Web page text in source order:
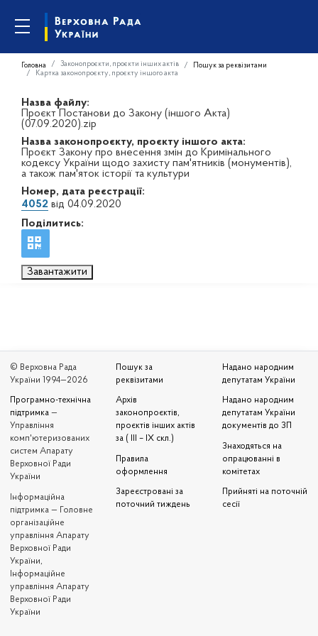
Головна Законопроєкти, проєкти інших актів
Пошук за реквізитами
Картка законопроєкту, проєкту іншого акта
Назва файлу:
Проєкт Постанови до Закону (іншого Акта)
(07.09.2020).zip
Назва законопроєкту, проєкту іншого акта:
Проєкт Закону про внесення змін до Кримінального
кодексу України щодо захисту пам'ятників (монументів),
а також пам'яток історії та культури
Номер, дата реєстрації:
4052 від 04.09.2020
Поділитись:
Завантажити
© Верховна Рада
України 1994—2026
Програмно-технічна
підтримка —
Управління
комп'ютеризованих
систем Апарату
Верховної Ради
України
Iнформаційна
підтримка — Головне
організаційне
управління Апарату
Верховної Ради
України,
Інформаційне
управління Апарату
Верховної Ради
України
Пошук за
реквізитами
Архів
законопроєктів,
проєктів інших актів
за ( III – IX скл.)
Правила
оформлення
Зареєстровані за
поточний тиждень
Надано народним
депутатам України
Надано народним
депутатам України
документів до ЗП
Знаходяться на
опрацюванні в
комітетах
Прийняті на поточній
сесії